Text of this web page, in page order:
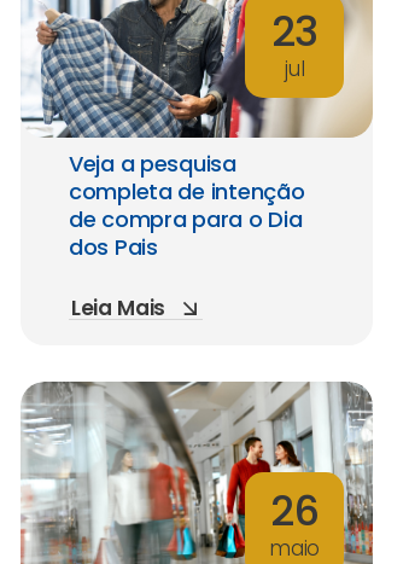
23
jul
Veja a pesquisa
completa de intenção
de compra para o Dia
dos Pais
Leia Mais
26
maio